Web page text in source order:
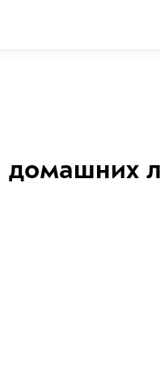
домашних